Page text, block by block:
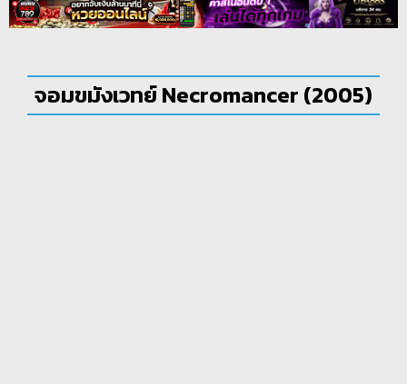
จอมขมังเวทย์ Necromancer (2005)